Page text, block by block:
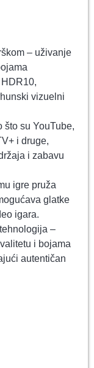
– uživanje
vizuelni
što su YouTube,
i druge,
i zabavu
igre pruža
glatke
igara.
–
i bojama
autentičan